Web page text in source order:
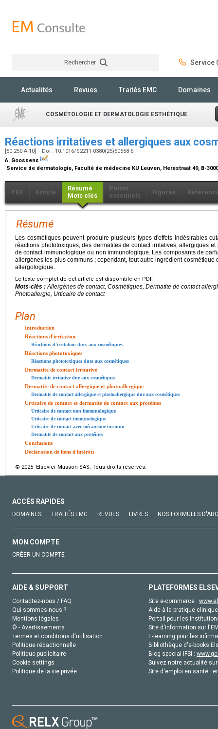
Rechercher Service
Actualités Revues Traités EMC Domaines
COSMÉTOLOGIE ET DERMATOLOGIE ESTHÉTIQUE
Réactions irritatives et allergiques aux
[50-250-A-10] - Doi : 10.1016/S2211-0380(25)50558-6
A. Goossens
Service de dermatologie, Faculté de médecine KU Leuven, Herestraat 49, B-
PDF Article
Résumé
Mots clés
Points
essentiels
Figures
Résumé
Les cosmétiques peuvent produire plusieurs types d'effets indésirables
réactions phototoxiques, des dermatites de contact irritatives, allergiques
de contact immunologique ou non immunologique. Les composants de
allergènes les plus communs ; cependant, tout autre ingrédient cosmétique
allergologique.
Le texte complet de cet article est disponible en PDF.
Mots-clés : Allergènes de contact, Cosmétiques, Dermatite de contact
Photoallergie, Urticaire de contact
Plan
Introduction
Réactions d'irritation
Réactions d'irritation dues aux cosmétiques
Réactions phototoxiques
Réactions phototoxiques dues aux cosmétiques
Dermatite de contact irritative
Dermatite irritative due aux cosmétiques
Dermatite de contact allergique et photoallergique
Dermatite de contact allergique et photoallergique due aux cosmétiques
Urticaire de contact et dermatite de contact aux protéines
Urticaire de contact non immunologique
Urticaire de contact immunologique
Urticaire de contact avec mécanisme inconnu
Dermatite de contact aux protéines
Conclusions
Déclaration de liens d'intérêts
© 2025 Elsevier Masson SAS. Tous droits réservés.
ACCÈS RAPIDES
DOMAINES TRAITÉS EMC REVUES LIVRES NOS FORMULES
MON COMPTE
CRÉER UN COMPTE
AIDE & SUPPORT
Contactez-nous / FAQ
Qui sommes-nous ?
Mentions légales
© - Avertissements
Termes et conditions d'utilisation
Politique rédactionnelle
Politique publicitaire
Cookie settings
Politique de la vie privée
PLATEFORMES
Site e-commerce :
Aide à la pratique
Portail pour les
Site d'information sur
E-learning pour les
Bibliothèque d'e-books
Blog special IFSI :
Suivez notre actualité
Site d'emploi en santé :